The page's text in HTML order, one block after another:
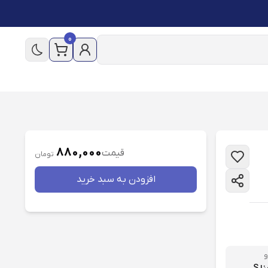
0
قیمت880,000 تومان
افزودن به سبد خريد